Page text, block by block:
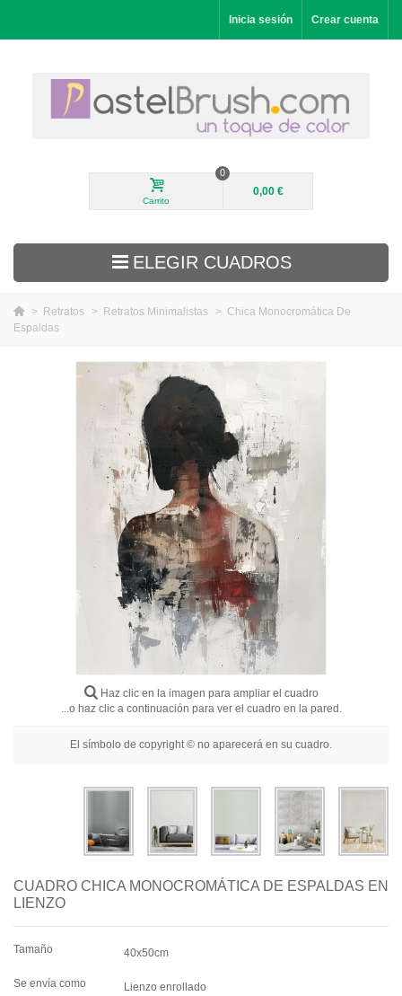
Inicia sesión Crear cuenta
Carrito
0
0,00 €
ELEGIR CUADROS
Novedades
> Retratos > Retratos Minimalistas > Chica Monocromática De
Espaldas
Haz clic en la imagen para ampliar el cuadro
...o haz clic a continuación para ver el cuadro en la pared.
El símbolo de copyright © no aparecerá en su cuadro.
CUADRO CHICA MONOCROMÁTICA DE ESPALDAS EN
LIENZO
Tamaño 40x50cm
Se envía como Lienzo enrollado